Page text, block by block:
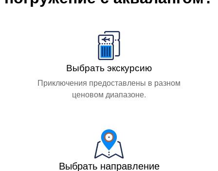
Выбрать экскурсию
Приключения предоставлены в разном
ценовом диапазоне.
Выбрать направление